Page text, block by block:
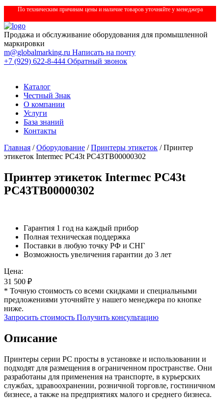
По техническим причинам цены и наличие товаров уточняйте у менеджера
Продажа и обслуживание оборудования для промышленной
маркировки
m@globalmarking.ru Написать на почту
+7 (929) 622-8-444 Обратный звонок
Каталог
Честный Знак
О компании
Услуги
База знаний
Контакты
Главная /Оборудование /Принтеры этикеток / Принтер
этикеток Intermec PC43t PC43TB00000302
Принтер этикеток Intermec PC43t
PC43TB00000302
Гарантия 1 год на каждый прибор
Полная техническая поддержка
Поставки в любую точку РФ и СНГ
Возможность увеличения гарантии до 3 лет
Цена:
31 500 ₽
* Точную стоимость со всеми скидками и специальными
предложениями уточняйте у нашего менеджера по кнопке
ниже.
Запросить стоимость Получить консультацию
Описание
Принтеры серии PC просты в установке и использовании и
подходят для размещения в ограниченном пространстве. Они
разработаны для применения на транспорте, в курьерских
службах, здравоохранении, розничной торговле, гостиничном
бизнесе, а также на предприятиях малого и среднего бизнеса.